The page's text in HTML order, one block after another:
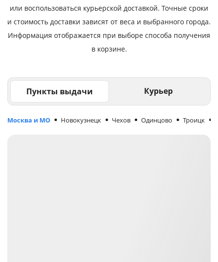
или воспользоваться курьерской доставкой. Точные сроки
и стоимость доставки зависят от веса и выбранного города.
Информация отображается при выборе способа получения
в корзине.
Пункты выдачи Курьер
Москва и МО Новокузнецк Чехов Одинцово Троицк